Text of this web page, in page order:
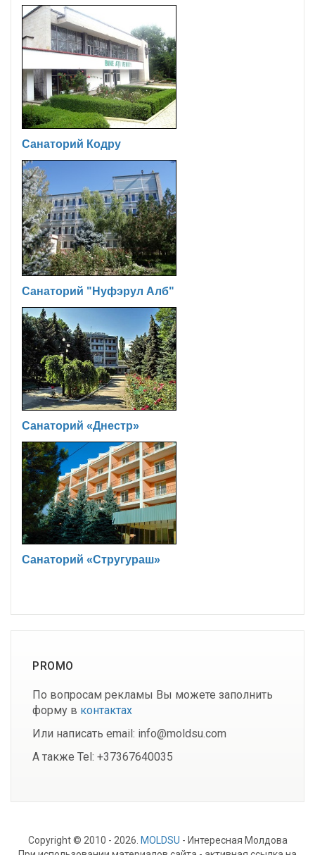
Санаторий Кодру
Санаторий "Нуфэрул Алб"
Санаторий «Днестр»
Санаторий «Стругураш»
PROMO
По вопросам рекламы Вы можете заполнить
форму в контактах
Или написать email: info@moldsu.com
А также Tel: +37367640035
Copyright © 2010 - 2026. MOLDSU - Интересная Молдова